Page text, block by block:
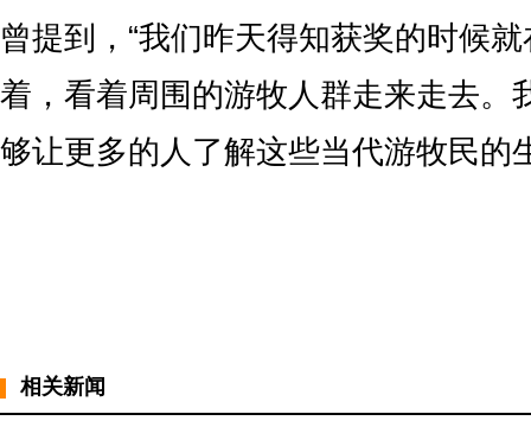
曾提到，“我们昨天得知获奖的时候
着，看着周围的游牧人群走来走去。
够让更多的人了解这些当代游牧民的
相关新闻